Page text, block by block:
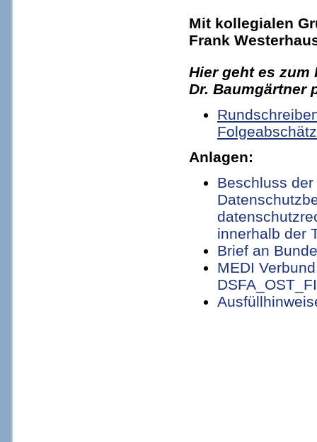
Mit kollegialen
Frank
Hier geht es zum
Dr. Baumgärtner
Anlagen:
Beschluss
innerhalb der
Brief an
MEDI